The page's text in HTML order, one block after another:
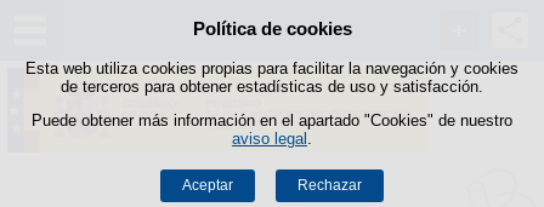
Política de cookies
Esta web utiliza cookies propias para facilitar la navegación y cookies
de terceros para obtener estadísticas de uso y satisfacción.
Puede obtener más información en el apartado "Cookies" de nuestro
aviso legal
Aceptar Rechazar
Saltar al contenido